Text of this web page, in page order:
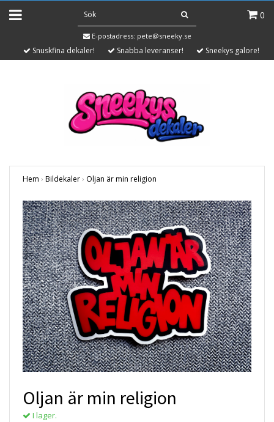
0
E-postadress: pete@sneeky.se
Snuskfina dekaler! Snabba leveranser! Sneekys galore!
Hem › Bildekaler› Oljan är min religion
Oljan är min religion
I lager.